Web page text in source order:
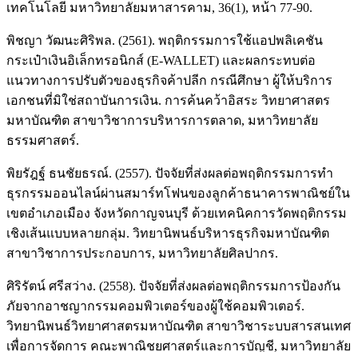
เทคโนโลยี มหาวิทยาลัยมหาสารคาม, 36(1), หน้า 77-90.
พิชญา วัฒนะศิริพล. (2561). พฤติกรรมการใช้แอปพลิเคชัน
กระเป๋าเงินอิเล็กทรอนิกส์ (E-WALLET) และผลกระทบต่อ
แนวทางการปรับตัวของธุรกิจค้าปลีก กรณีศึกษา ผู้ให้บริการ
เอกชนที่มิใช่สถาบันการเงิน. การค้นคว้าอิสระ วิทยาศาสตร
มหาบัณฑิต สาขาวิชาการบริหารการตลาด, มหาวิทยาลัย
ธรรมศาสตร์.
พิยรัฎฐ์ ธนชัยธรณ์. (2557). ปัจจัยที่ส่งผลต่อพฤติกรรมการทำ
ธุรกรรมออนไลน์ผ่านสมาร์ทโฟนของลูกค้าธนาคารพาณิชย์ใน
เขตอำเภอเมือง จังหวัดกาญจนบุรี ด้วยเทคนิคการวัดพฤติกรรม
เชิงเส้นแบบหลายกลุ่ม. วิทยานิพนธ์บริหารธุรกิจมหาบัณฑิต
สาขาวิชาการประกอบการ, มหาวิทยาลัยศิลปากร.
ศิริรัตน์ ศรีสว่าง. (2558). ปัจจัยที่ส่งผลต่อพฤติกรรมการป้องกัน
ภัยจากอาชญากรรมคอมพิวเตอร์ของผู้ใช้คอมพิวเตอร์.
วิทยานิพนธ์วิทยาศาสตรมหาบัณฑิต สาขาวิชาระบบสารสนเทศ
เพื่อการจัดการ คณะพาณิชยศาสตร์และการบัญชี, มหาวิทยาลัย